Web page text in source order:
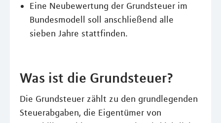
Eine Neubewertung der Grundsteuer im
Bundesmodell soll anschließend alle
sieben Jahre stattfinden.
Was ist die Grundsteuer?
Die Grundsteuer zählt zu den grundlegenden
Steuerabgaben, die Eigentümer von